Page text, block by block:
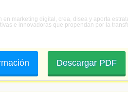
marketing digital, crea, disea y aporta
e innovadoras que propendan por la
Descargar PDF